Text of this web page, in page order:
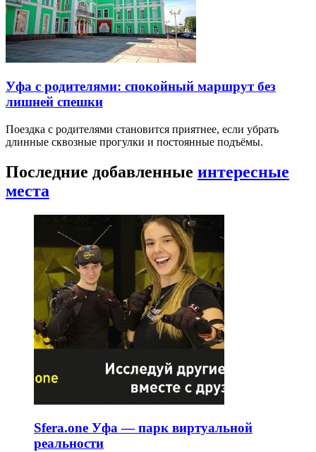
Уфа с родителями: спокойный маршрут без
лишней спешки
Поездка с родителями становится приятнее, если убрать
длинные сквозные прогулки и постоянные подъёмы.
Последние добавленные интересные
места
Sfera.one Уфа — парк виртуальной
реальности